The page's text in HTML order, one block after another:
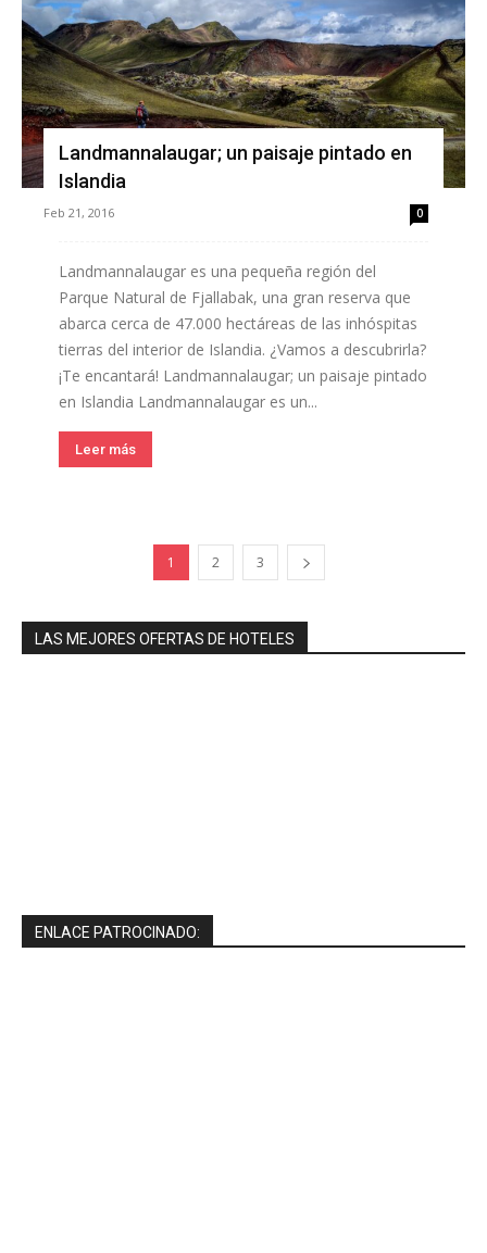
Landmannalaugar; un paisaje pintado en
Islandia
Feb 21, 2016 0
Landmannalaugar es una pequeña región del
Parque Natural de Fjallabak, una gran reserva que
abarca cerca de 47.000 hectáreas de las inhóspitas
tierras del interior de Islandia. ¿Vamos a descubrirla?
¡Te encantará! Landmannalaugar; un paisaje pintado
en Islandia Landmannalaugar es un...
Leer más
1 2 3
LAS MEJORES OFERTAS DE HOTELES
ENLACE PATROCINADO: